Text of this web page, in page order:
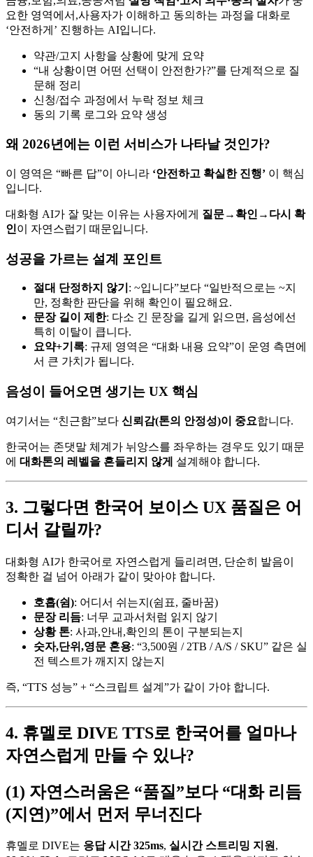
요한 영역에서,사용자가 이해하고 동의하는 과정을 대화로
‘안전하게’ 진행하는 AI입니다.
약관/고지 사항을 상황에 맞게 요약
“내 상황이면 어떤 선택이 안전한가?”를 단계적으로 질
문해 정리
신청/접수 과정에서 누락 정보 체크
동의 기록 로그와 요약 생성
왜 2026년에는 이런 서비스가 나타날 것인가?
이 영역은 “빠른 답”이 아니라 ‘안전하고 확실한 진행’ 이 핵심
입니다.
대화형 AI가 잘 맞는 이유는 사용자에게 질문→확인→다시 확
인이 자연스럽기 때문입니다.
성공을 가르는 설계 포인트
절대 단정하지 않기 : ~입니다”보다 “일반적으로는 ~지
만, 정확한 판단을 위해 확인이 필요해요.
문장 길이 제한: 다소 긴 문장을 길게 읽으면, 음성에선
특히 이탈이 큽니다.
요약+기록: 규제 영역은 “대화 내용 요약”이 운영 측면에
서 큰 가치가 됩니다.
음성이 들어오면 생기는 UX 핵심
여기서는 “친근함”보다 신뢰감(톤의 안정성)이 중요합니다.
한국어는 존댓말 체계가 뉘앙스를 좌우하는 경우도 있기 때문
에 대화톤의 레벨을 흔들리지 않게 설계해야 합니다.
3. 그렇다면 한국어 보이스 UX 품질은 어
디서 갈릴까?
대화형 AI가 한국어로 자연스럽게 들리려면, 단순히 발음이
정확한 걸 넘어 아래가 같이 맞아야 합니다.
호흡(쉼): 어디서 쉬는지(쉼표, 줄바꿈)
문장 리듬: 너무 교과서처럼 읽지 않기
상황 톤: 사과,안내,확인의 톤이 구분되는지
숫자,단위,영문 혼용: “3,500원 / 2TB / A/S / SKU” 같은 실
전 텍스트가 깨지지 않는지
즉, “TTS 성능” + “스크립트 설계”가 같이 가야 합니다.
4. 휴멜로 DIVE TTS로 한국어를 얼마나
자연스럽게 만들 수 있나?
(1) 자연스러움은 “품질”보다 “대화 리듬
(지연)”에서 먼저 무너진다
휴멜로 DIVE는 응답 시간 325ms, 실시간 스트리밍 지원,